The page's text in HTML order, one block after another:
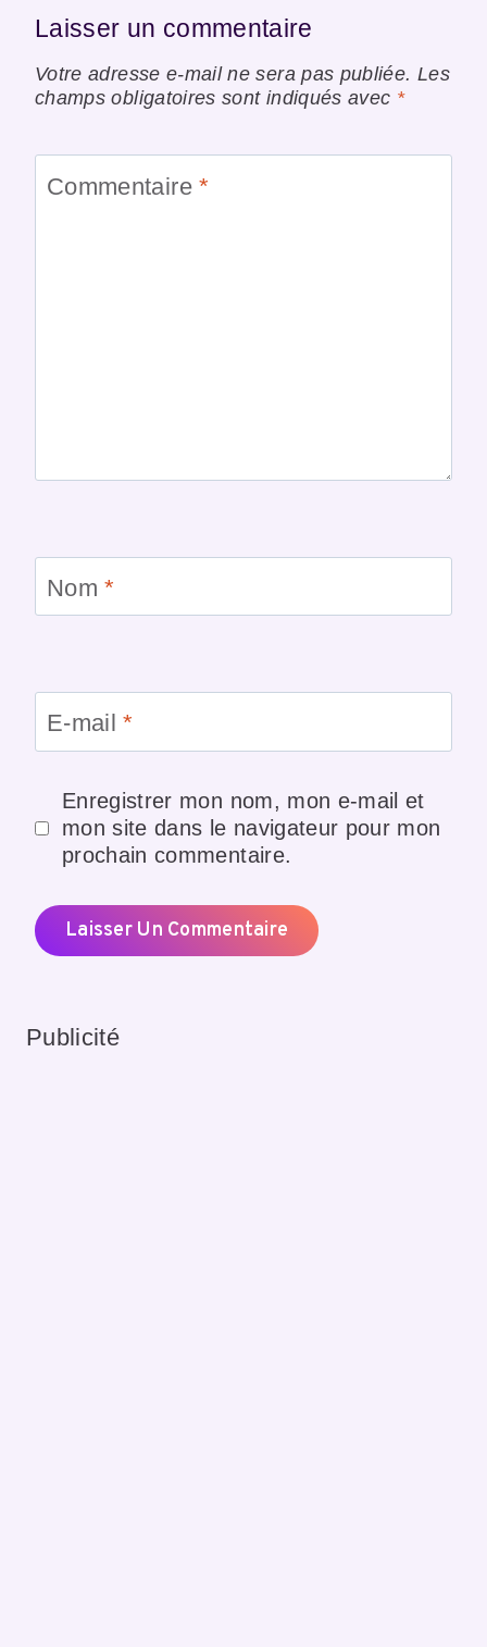
Laisser un commentaire
Votre adresse e-mail ne sera pas publiée. Les
champs obligatoires sont indiqués avec *
Commentaire*
Nom*
E-mail*
Enregistrer mon nom, mon e-mail et
mon site dans le navigateur pour mon
prochain commentaire.
Publicité